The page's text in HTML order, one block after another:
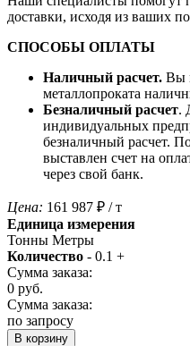
доставки, исходя из ваших
СПОСОБЫ ОПЛАТЫ
Наличный расчет. Вы
металлопроката
Безналичный расчет.
индивидуальных
безналичный расчет.
выставлен счет на
через свой банк.
Цена: 161 987 ₽ / т
Единица измерения
Тонны Метры
Количество - 0.1 +
Сумма заказа:
0 руб.
Сумма заказа:
по запросу
В корзину